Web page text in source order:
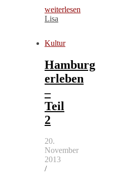
weiterlesen
Lisa
Kultur
Hamburg
erleben
–
Teil
2
20.
November
2013
/